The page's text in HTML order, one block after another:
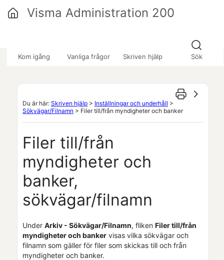
Kom igång Vanliga frågor Skriven hjälp Sök
Visma Administration 200
Du är här: Skriven hjälp > Inställningar och underhåll >
Sökvägar/Filnamn > Filer till/från myndigheter och banker
Filer till/från
myndigheter och
banker,
sökvägar/filnamn
Under Arkiv - Sökvägar/Filnamn, fliken Filer till/från
myndigheter och banker visas vilka sökvägar och
filnamn som gäller för filer som skickas till och från
myndigheter och banker.